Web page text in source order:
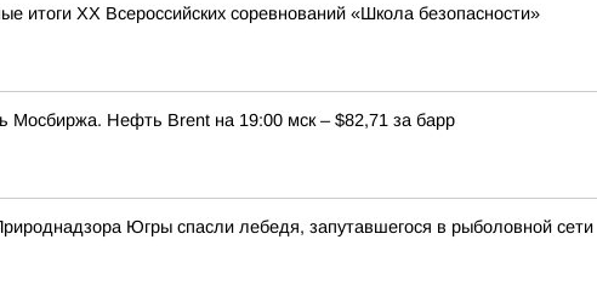
итоги XX Всероссийских соревнований «Школа безопасности»
Мосбиржа. Нефть Brent на 19:00 мск – $82,71 за барр
Югры спасли лебедя, запутавшегося в рыболовной сети